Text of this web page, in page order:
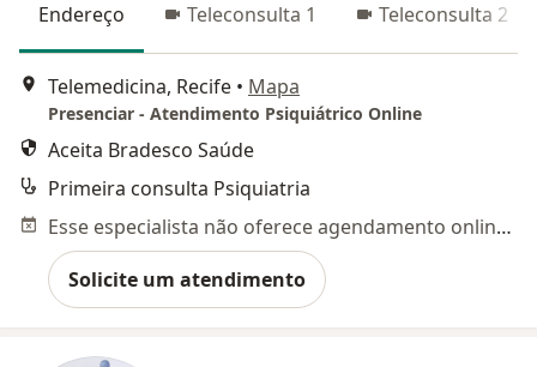
Endereço Teleconsulta 1 Teleconsulta 2
Telemedicina, Recife • Mapa
Presenciar - Atendimento Psiquiátrico Online
Aceita Bradesco Saúde
Primeira consulta Psiquiatria
Esse especialista não oferece agendamento online para esse endereço.
Solicite um atendimento